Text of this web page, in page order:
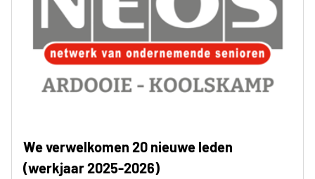
We verwelkomen 20 nieuwe leden
(werkjaar 2025-2026)